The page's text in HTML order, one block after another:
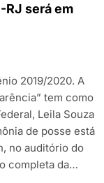
RJ será em
2019/2020. A
tem como
Leila Souza
de posse está
no auditório do
completa da…